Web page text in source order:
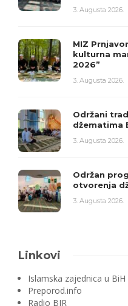
3. Augusta 2026.
MIZ
kulturna
2026”
3. Augusta 2026.
Održani
džematima
3. Augusta 2026.
Održan
otvorenja
3. Augusta 2026.
Linkovi
Islamska zajednica u BiH
Preporod.info
Radio BIR